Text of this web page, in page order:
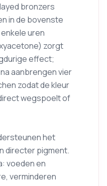
bronzers
in de bovenste
uren
zorgt
effect;
aanbrengen vier
zodat de kleur
wegspoelt of
het
directer pigment.
voeden en
verminderen